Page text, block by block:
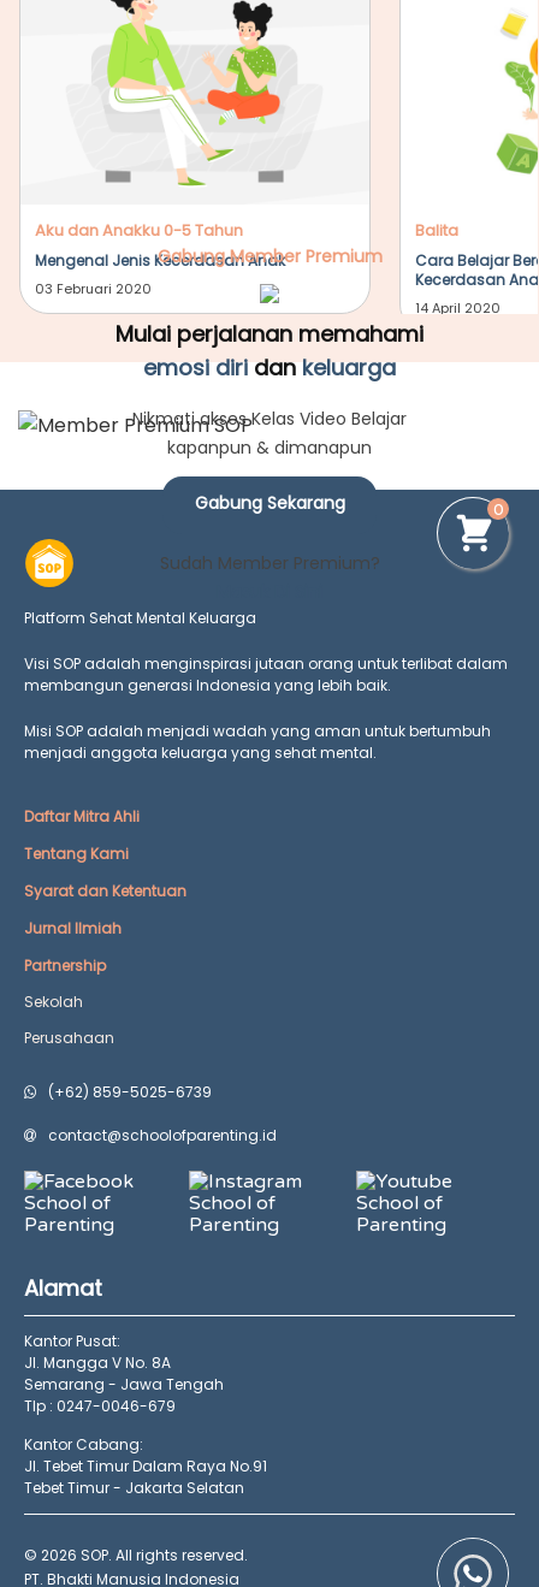
Aku dan Anakku 0-5 Tahun
Mengenal Jenis Kecerdasan Anak
03 Februari 2020
Balita
Cara Belajar
Kecerdasan
14 April 2020
Gabung Member Premium
Mulai perjalanan memahami
emosi diridankeluarga
Nikmati akses Kelas Video Belajar
kapanpun & dimanapun
Gabung Sekarang
Sudah Member Premium?
0
Platform Sehat Mental Keluarga
Visi SOP adalah menginspirasi jutaan orang untuk terlibat dalam
membangun generasi Indonesia yang lebih baik.
Misi SOP adalah menjadi wadah yang aman untuk bertumbuh
menjadi anggota keluarga yang sehat mental.
Daftar Mitra Ahli
Tentang Kami
Syarat dan Ketentuan
Jurnal Ilmiah
Partnership
Sekolah
Perusahaan
(+62) 859-5025-6739
contact@schoolofparenting.id
Alamat
Kantor Pusat:
Jl. Mangga V No. 8A
Semarang - Jawa Tengah
Tlp : 0247-0046-679
Kantor Cabang:
Jl. Tebet Timur Dalam Raya No.91
Tebet Timur - Jakarta Selatan
© 2026 SOP. All rights reserved.
PT. Bhakti Manusia Indonesia